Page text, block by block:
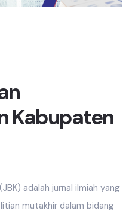
Kabupaten
adalah jurnal ilmiah yang
mutakhir dalam bidang